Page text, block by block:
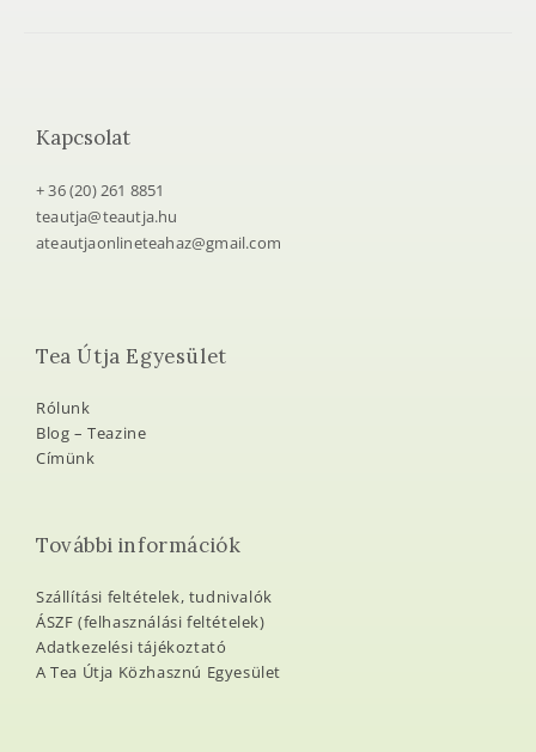
Kapcsolat
+ 36 (20) 261 8851
teautja@teautja.hu
ateautjaonlineteahaz@gmail.com
Tea Útja Egyesület
Rólunk
Blog – Teazine
Címünk
További információk
Szállítási feltételek, tudnivalók
ÁSZF (felhasználási feltételek)
Adatkezelési tájékoztató
A Tea Útja Közhasznú Egyesület